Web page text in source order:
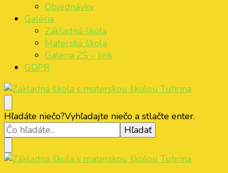
Objednávky
Galéria
Základná škola
Materská škola
Galéria ZŠ – link
GDPR
Základná škola s materskou školou Tuhrina
ZŠ s MŠ Tuhrina
Hľadáte niečo?Vyhľadajte niečo a stlačte enter.